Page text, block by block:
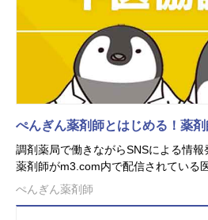
ぺんぎん薬剤師とはじめる！薬
調剤薬局で働きながらSNSによる情
薬剤師がm3.com内で配信されている
ぺんぎん薬剤師